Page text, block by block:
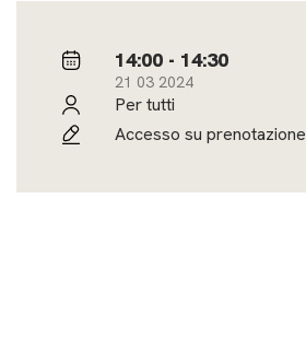
14:00 - 14:30
21 03 2024
Per tutti
Accesso su prenotazione